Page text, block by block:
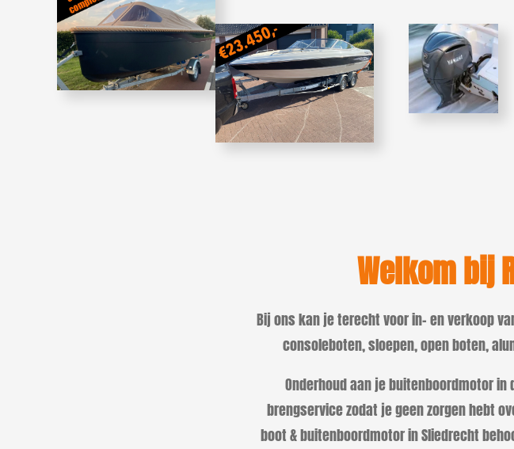
Welkom bij
Bij ons kan je terecht voor in- en verkoop
consoleboten, sloepen, open boten,
Onderhoud aan je buitenboordmotor
brengservice zodat je geen zorgen hebt
boot & buitenboordmotor in Sliedrecht